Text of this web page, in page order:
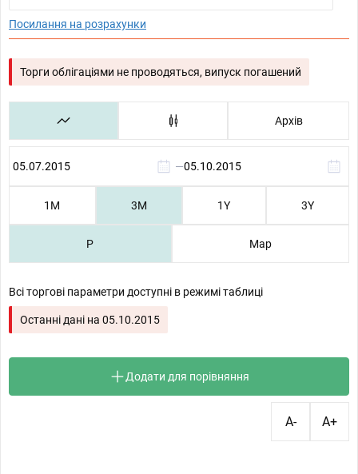
Посилання на розрахунки
Торги облігаціями не проводяться, випуск погашений
Архів
—
1М 3М 1Y 3Y
P Map
Всі торгові параметри доступні в режимі таблиці
Останні дані на 05.10.2015
Додати для порівняння
A- A+